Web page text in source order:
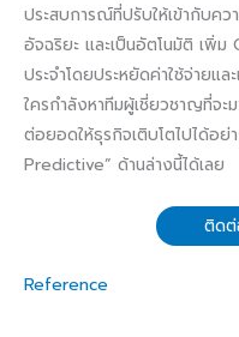
ประสบการณ์ที่ปรับให้เข้ากับค
อัจฉริยะ และเป็นอัตโนมัติ เพิ่
ประจำโดยประหยัดค่าใช้จ่ายแ
ใครกำลังหาทีมผู้เชี่ยวชาญที่จ
ต่อยอดให้ธุรกิจเติบโตไปได้อ
Predictive” ด้านล่างนี้ได้เลย
ติด
Reference